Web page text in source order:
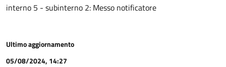
interno 5 - subinterno 2: Messo notificatore
Ultimo aggiornamento
05/08/2024, 14:27